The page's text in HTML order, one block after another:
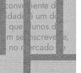
conveniente de
é um dos
que alunos de
se inscrever e,
no mercado de